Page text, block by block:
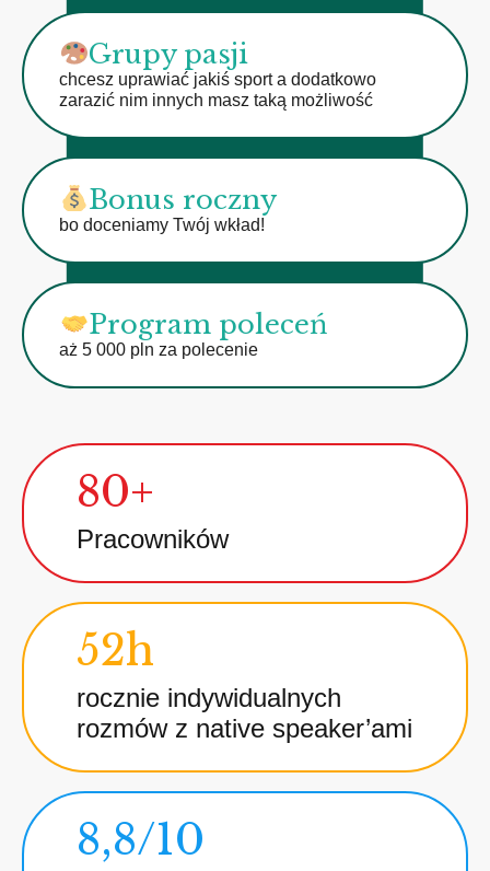
Grupy pasji
chcesz uprawiać jakiś sport a dodatkowo
zarazić nim innych masz taką możliwość
Bonus roczny
bo doceniamy Twój wkład!
Program poleceń
aż 5 000 pln za polecenie
80+
Pracowników
52h
rocznie indywidualnych
rozmów z native speaker’ami
8,8/10